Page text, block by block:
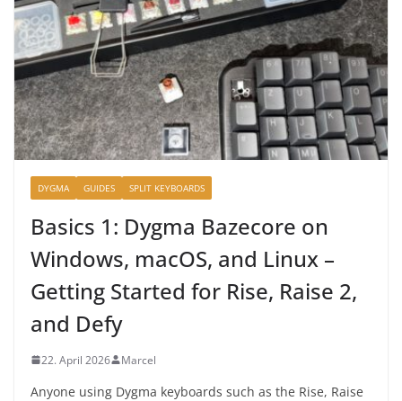
DYGMA GUIDES SPLIT KEYBOARDS
Basics 1: Dygma Bazecore on
Windows, macOS, and Linux –
Getting Started for Rise, Raise 2,
and Defy
22. April 2026 Marcel
Anyone using Dygma keyboards such as the Rise, Raise